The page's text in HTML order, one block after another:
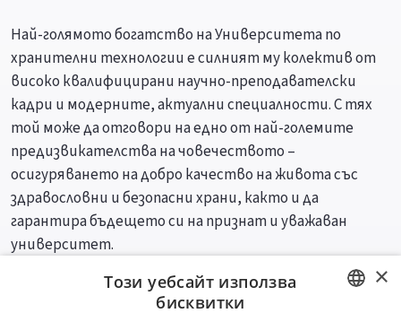
Най-голямото богатство на Университета по
хранителни технологии е силният му колектив от
високо квалифицирани научно-преподавателски
кадри и модерните, актуални специалности. С тях
той може да отговори на едно от най-големите
предизвикателства на човечеството –
осигуряването на добро качество на живота със
здравословни и безопасни храни, както и да
гарантира бъдещето си на признат и уважаван
университет.
Специалности Професии
×
Този уебсайт използва
бисквитки